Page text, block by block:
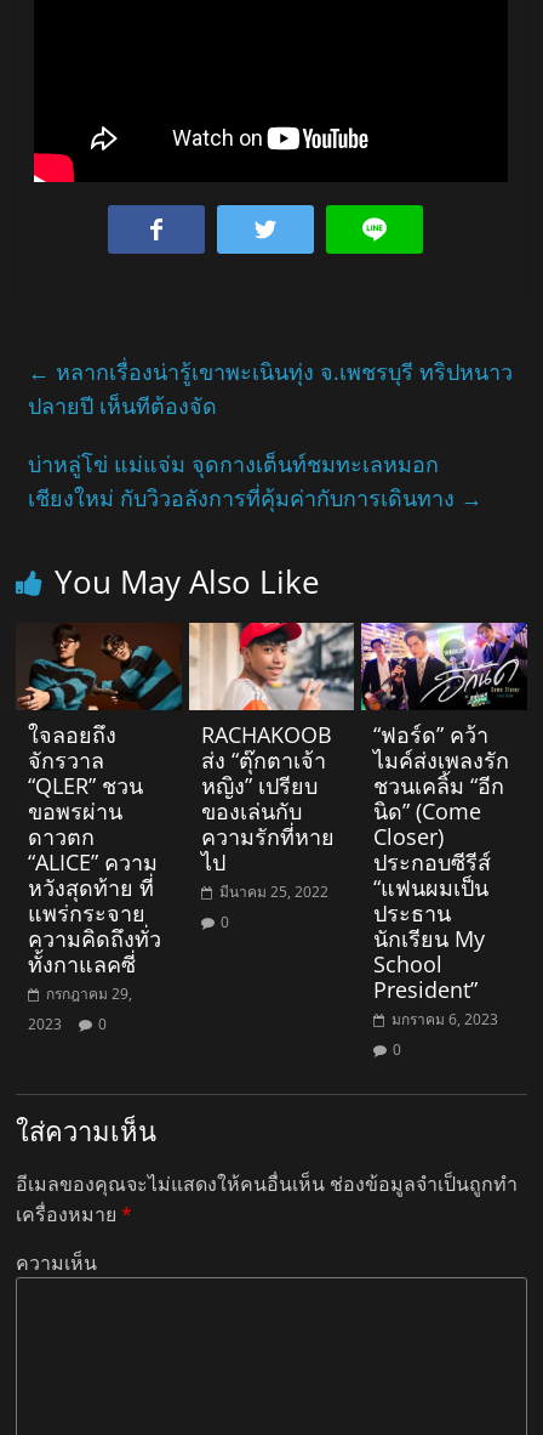
← หลากเรื่องน่ารู้เขาพะเนินทุ่ง จ.เพชรบุรี ทริปหนาว
ปลายปี เห็นทีต้องจัด
บ่าหลู่โข่ แม่แจ่ม จุดกางเต็นท์ชมทะเลหมอก
เชียงใหม่ กับวิวอลังการที่คุ้มค่ากับการเดินทาง →
You May Also Like
ใจลอยถึง
จักรวาล
“QLER” ชวน
ขอพรผ่าน
ดาวตก
“ALICE” ความ
หวังสุดท้าย ที่
แพร่กระจาย
ความคิดถึงทั่ว
ทั้งกาแลคซี่
กรกฎาคม 29,
2023
0
RACHAKOOB
ส่ง “ตุ๊กตาเจ้า
หญิง” เปรียบ
ของเล่นกับ
ความรักที่หาย
ไป
มีนาคม 25, 2022
0
“ฟอร์ด” คว้า
ไมค์ส่งเพลงรัก
ชวนเคลิ้ม “อีก
นิด” (Come
Closer)
ประกอบซีรีส์
“แฟนผมเป็น
ประธาน
นักเรียน My
School
President”
มกราคม 6, 2023
0
ใส่ความเห็น
อีเมลของคุณจะไม่แสดงให้คนอื่นเห็น ช่องข้อมูลจำเป็นถูกทำ
เครื่องหมาย*
ความเห็น